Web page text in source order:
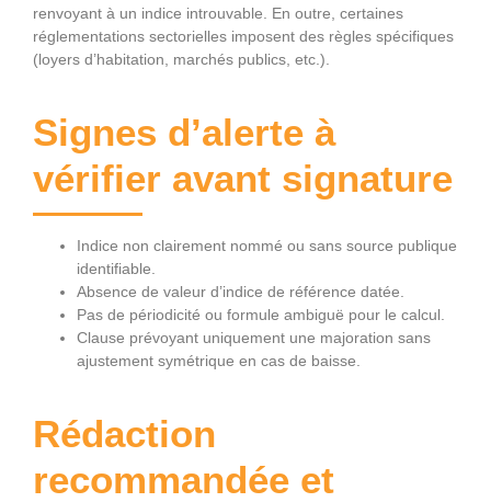
renvoyant à un indice introuvable. En outre, certaines
réglementations sectorielles imposent des règles spécifiques
(loyers d’habitation, marchés publics, etc.).
Signes d’alerte à
vérifier avant signature
Indice non clairement nommé ou sans source publique
identifiable.
Absence de valeur d’indice de référence datée.
Pas de périodicité ou formule ambiguë pour le calcul.
Clause prévoyant uniquement une majoration sans
ajustement symétrique en cas de baisse.
Rédaction
recommandée et